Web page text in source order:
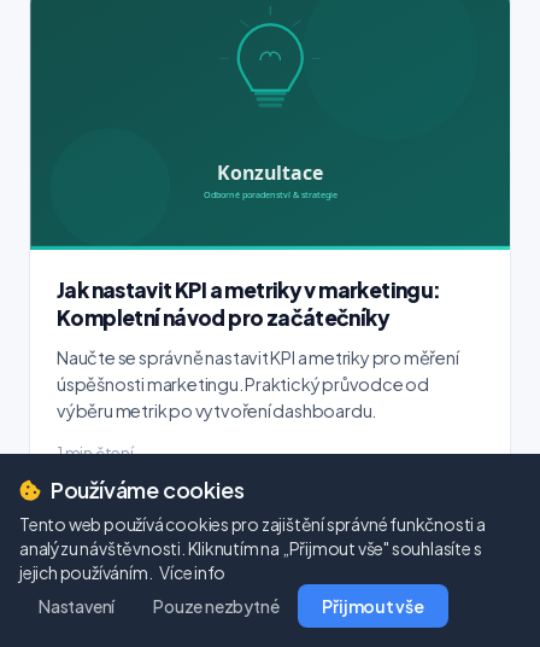
Jak nastavit KPI a metriky v marketingu:
Kompletní návod pro začátečníky
Naučte se správně nastavit KPI a metriky pro měření
úspěšnosti marketingu. Praktický průvodce od
výběru metrik po vytvoření dashboardu.
1 min čtení
Používáme cookies
Tento web používá cookies pro zajištění správné funkčnosti a
analýzu návštěvnosti. Kliknutím na „Přijmout vše" souhlasíte s
jejich používáním. Více info
Nastavení
Pouze nezbytné Přijmout vše